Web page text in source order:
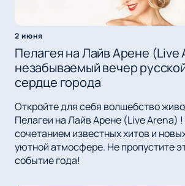
2 июня
Пелагея на Лайв Арене (Live
незабываемый вечер
сердце города
Откройте для себя волшебство
Пелагеи на Лайв Арене (Live Arena)
сочетанием известных хитов и
уютной атмосфере. Не пропустите
событие года!